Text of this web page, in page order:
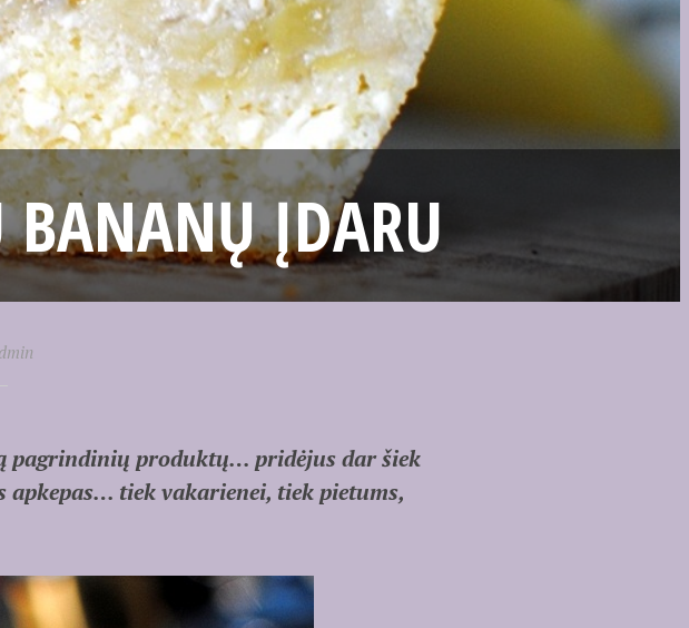
BANANŲ ĮDARU
pagrindinių produktų… pridėjus dar šiek
tiek vakarienei, tiek pietums,